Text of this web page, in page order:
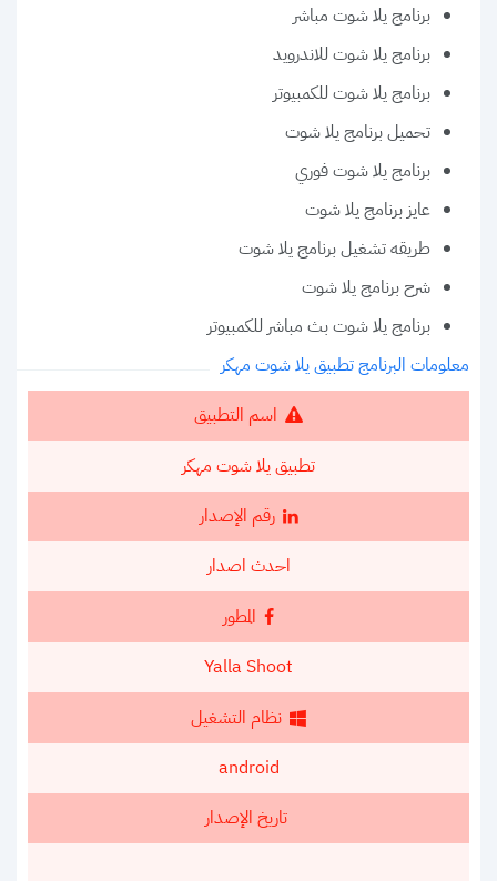
برنامج يلا شوت مباشر
برنامج يلا شوت للاندرويد
برنامج يلا شوت للكمبيوتر
تحميل برنامج يلا شوت
برنامج يلا شوت فوري
عايز برنامج يلا شوت
طريقه تشغيل برنامج يلا شوت
شرح برنامج يلا شوت
برنامج يلا شوت بث مباشر للكمبيوتر
معلومات البرنامج تطبيق يلا شوت مهكر
اسم التطبيق
تطبيق يلا شوت مهكر
رقم الإصدار
احدث اصدار
المطور
Yalla Shoot
نظام التشغيل
android
تاريخ الإصدار